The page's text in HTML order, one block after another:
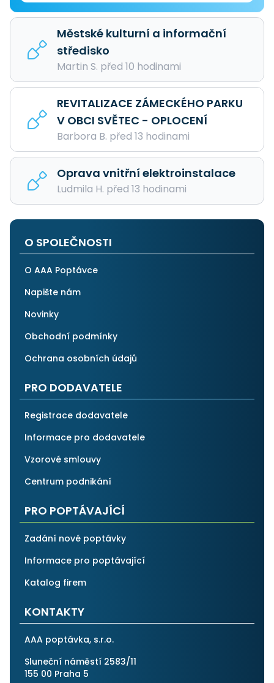
Městské kulturní a informační
středisko
Martin S. před 10 hodinami
REVITALIZACE ZÁMECKÉHO PARKU
V OBCI SVĚTEC - OPLOCENÍ
Barbora B. před 13 hodinami
Oprava vnitřní elektroinstalace
Ludmila H. před 13 hodinami
O SPOLEČNOSTI
O AAA Poptávce
Napište nám
Novinky
Obchodní podmínky
Ochrana osobních údajů
PRO DODAVATELE
Registrace dodavatele
Informace pro dodavatele
Vzorové smlouvy
Centrum podnikání
PRO POPTÁVAJÍCÍ
Zadání nové poptávky
Informace pro poptávající
Katalog firem
KONTAKTY
AAA poptávka, s.r.o.
Sluneční náměstí 2583/11
155 00 Praha 5